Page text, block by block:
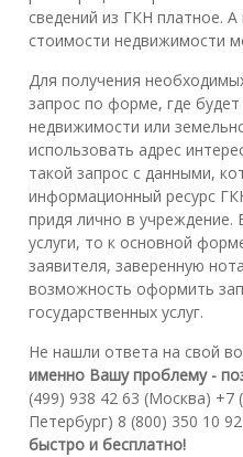
сведений из ГКН платное.
стоимости недвижимости
Для получения
запрос по форме, где
недвижимости или
использовать адрес
такой запрос с данными,
информационный ресурс
придя лично в учреждение.
услуги, то к основной
заявителя, заверенную
возможность оформить
государственных услуг.
Не нашли ответа на свой
именно Вашу проблему -
(499) 938 42 63 (Москва) +7
Петербург) 8 (800) 350 10
быстро и бесплатно!